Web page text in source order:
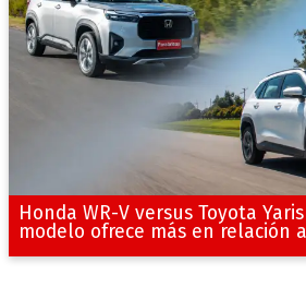
Honda WR-V versus Toyota Yaris
modelo ofrece más en relación